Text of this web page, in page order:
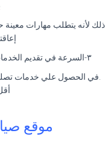
ذلك لأنه يتطلب مهارات معينة
٣-السرعة في تقديم الخدمات ، حين لذا يعد مقصد كافة العملاء الراغبين
.في الحصول علي خدمات
موقع